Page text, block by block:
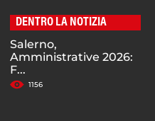
DENTRO LA NOTIZIA
Salerno,
Amministrative 2026:
F...
1156